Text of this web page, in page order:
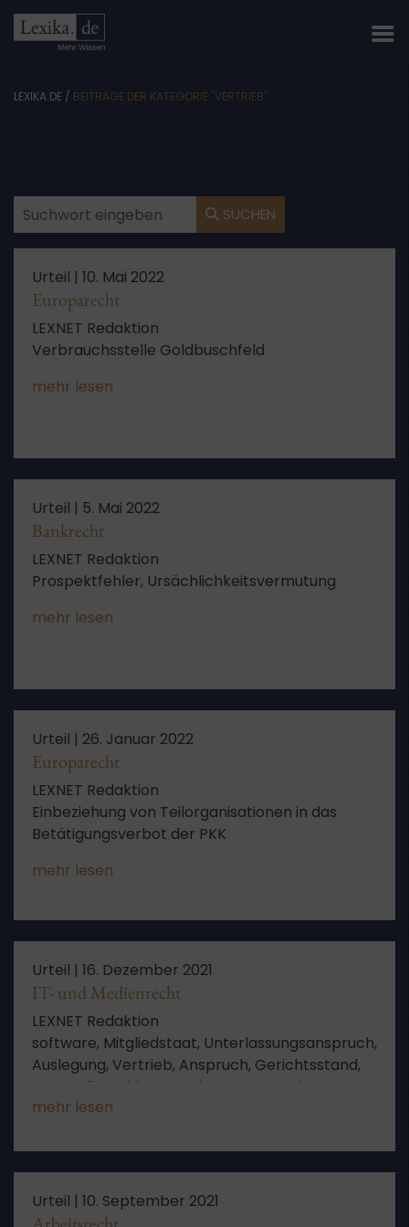
LEXIKA.DE / BEITRÄGE DER KATEGORIE "VERTRIEB"
SUCHEN
Urteil | 10. Mai 2022
Europarecht
LEXNET Redaktion
Verbrauchsstelle Goldbuschfeld
mehr lesen
Urteil | 5. Mai 2022
Bankrecht
LEXNET Redaktion
Prospektfehler, Ursächlichkeitsvermutung
mehr lesen
Urteil | 26. Januar 2022
Europarecht
LEXNET Redaktion
Einbeziehung von Teilorganisationen in das
Betätigungsverbot der PKK
mehr lesen
Urteil | 16. Dezember 2021
IT- und Medienrecht
LEXNET Redaktion
software, Mitgliedstaat, Unterlassungsanspruch,
Auslegung, Vertrieb, Anspruch, Gerichtsstand,
Feststellungsklage, Verletzung, Unterlassung,
Leasing, Feststellungsinteresse, Vertrag,
negative Feststellungsklage, rechtliches
Interesse
mehr lesen
Urteil | 10. September 2021